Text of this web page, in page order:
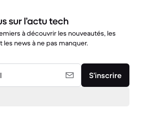
sur l’actu tech
à découvrir les nouveautés, les
news à ne pas manquer.
S’inscrire